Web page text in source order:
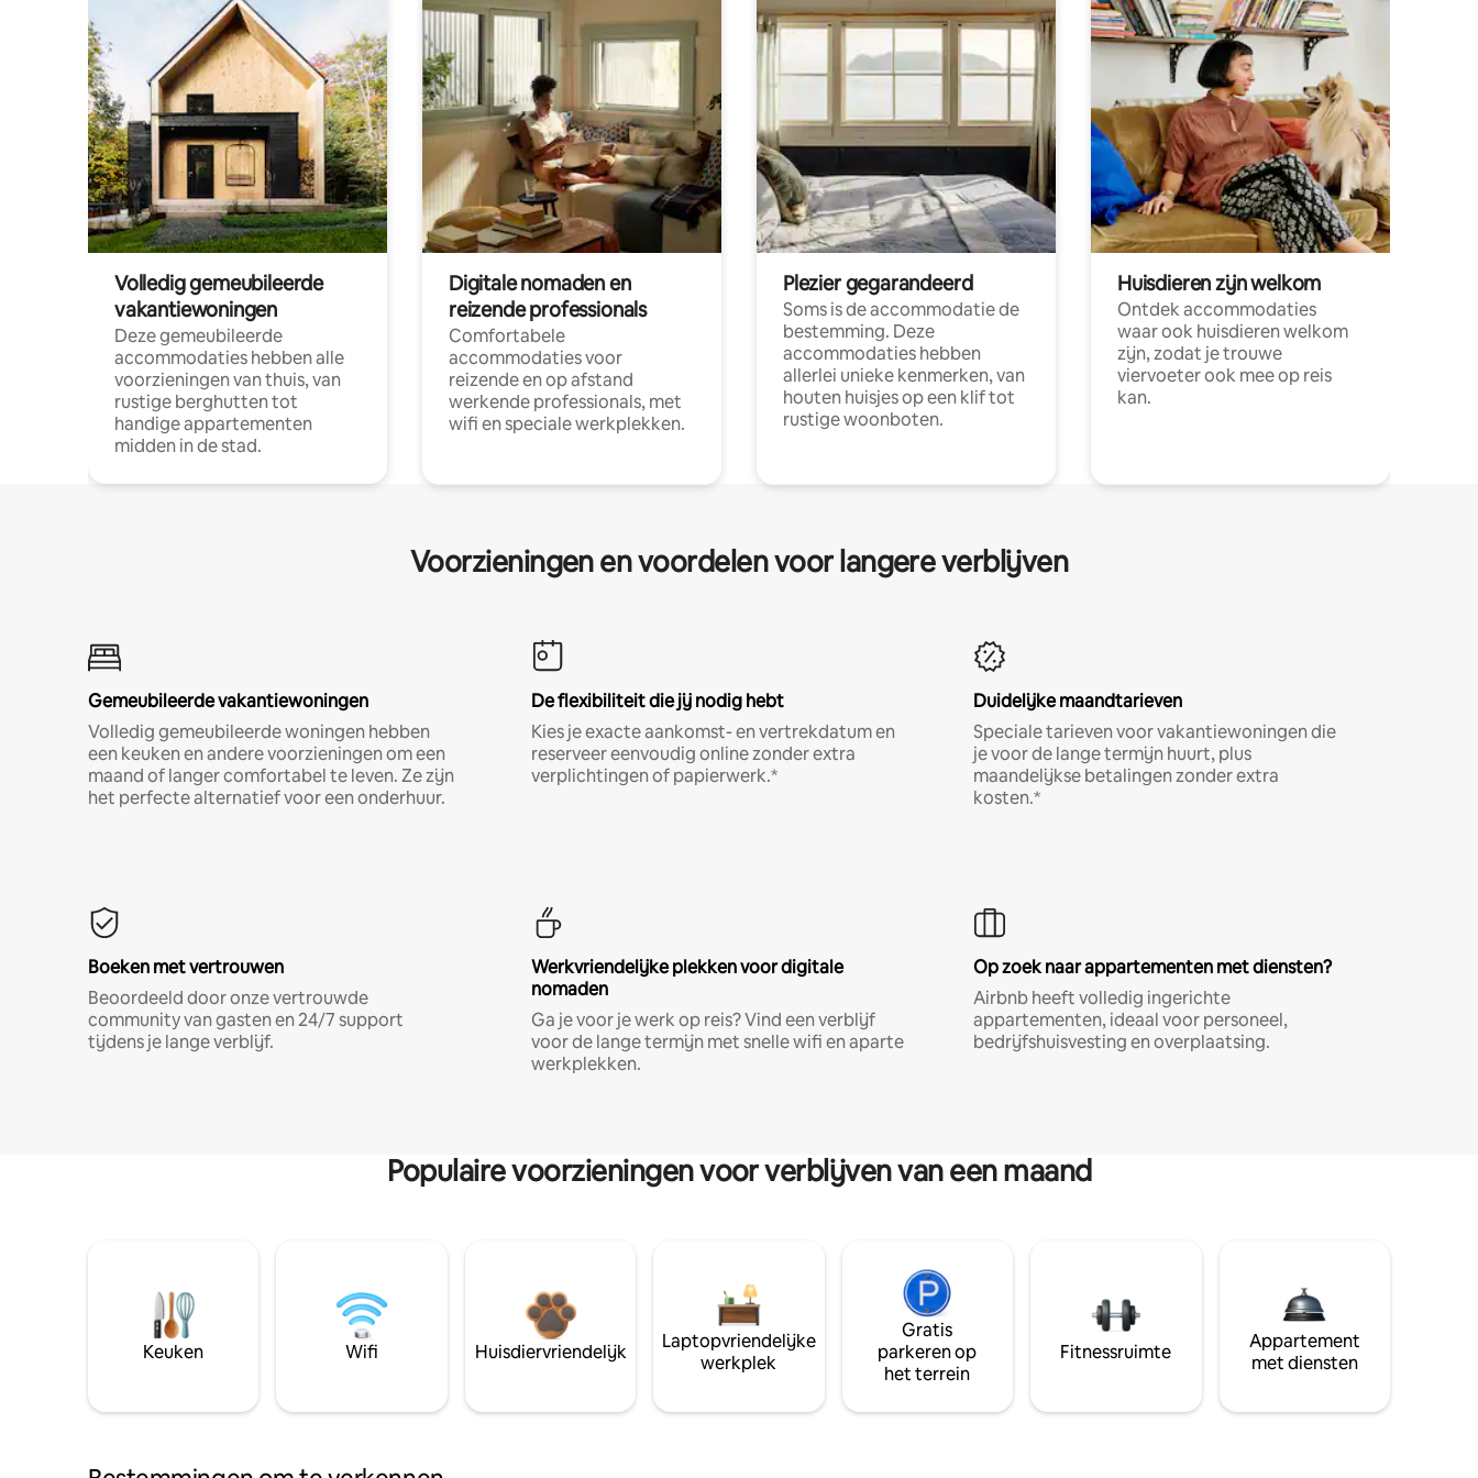
Volledig gemeubileerde
vakantiewoningen
Deze gemeubileerde
accommodaties hebben alle
voorzieningen van thuis, van
rustige berghutten tot
handige appartementen
midden in de stad.
Digitale nomaden en
reizende professionals
Comfortabele
accommodaties voor
reizende en op afstand
werkende professionals, met
wifi en speciale werkplekken.
Plezier gegarandeerd
Soms is de accommodatie de
bestemming. Deze
accommodaties hebben
allerlei unieke kenmerken, van
houten huisjes op een klif tot
rustige woonboten.
Huisdieren zijn welkom
Ontdek accommodaties
waar ook huisdieren welkom
zijn, zodat je trouwe
viervoeter ook mee op reis
kan.
Voorzieningen en voordelen voor langere verblijven
Gemeubileerde vakantiewoningen
Volledig gemeubileerde woningen hebben
een keuken en andere voorzieningen om een
maand of langer comfortabel te leven. Ze zijn
het perfecte alternatief voor een onderhuur.
De flexibiliteit die jij nodig hebt
Kies je exacte aankomst- en vertrekdatum en
reserveer eenvoudig online zonder extra
verplichtingen of papierwerk.*
Duidelijke maandtarieven
Speciale tarieven voor vakantiewoningen die
je voor de lange termijn huurt, plus
maandelijkse betalingen zonder extra
kosten.*
Boeken met vertrouwen
Beoordeeld door onze vertrouwde
community van gasten en 24/7 support
tijdens je lange verblijf.
Werkvriendelijke plekken voor digitale
nomaden
Ga je voor je werk op reis? Vind een verblijf
voor de lange termijn met snelle wifi en aparte
werkplekken.
Op zoek naar appartementen met diensten?
Airbnb heeft volledig ingerichte
appartementen, ideaal voor personeel,
bedrijfshuisvesting en overplaatsing.
Populaire voorzieningen voor verblijven van een maand
Keuken Wifi Huisdiervriendelijk
Laptopvriendelijke
werkplek
Gratis
parkeren op
het terrein
Fitnessruimte
Appartement
met diensten